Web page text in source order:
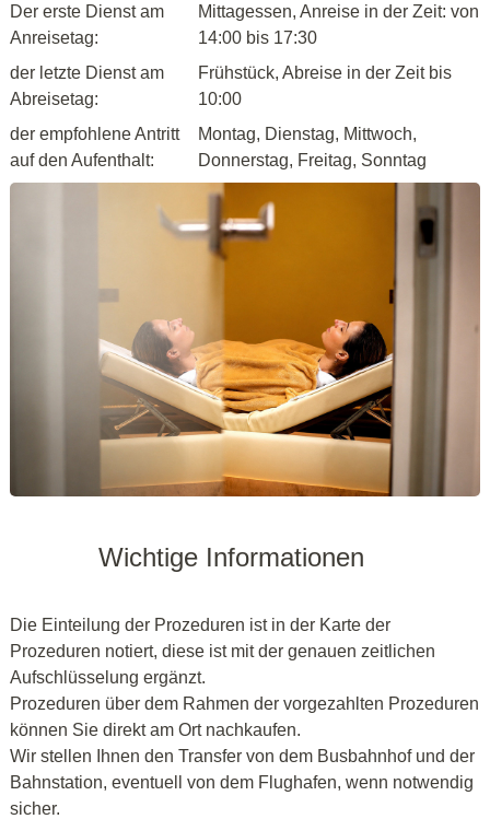
Der erste Dienst am
Anreisetag:
Mittagessen, Anreise in der Zeit: von
14:00 bis 17:30
der letzte Dienst am
Abreisetag:
Frühstück, Abreise in der Zeit bis
10:00
der empfohlene Antritt
auf den Aufenthalt:
Montag, Dienstag, Mittwoch,
Donnerstag, Freitag, Sonntag
Wichtige Informationen
Die Einteilung der Prozeduren ist in der Karte der
Prozeduren notiert, diese ist mit der genauen zeitlichen
Aufschlüsselung ergänzt.
Prozeduren über dem Rahmen der vorgezahlten Prozeduren
können Sie direkt am Ort nachkaufen.
Wir stellen Ihnen den Transfer von dem Busbahnhof und der
Bahnstation, eventuell von dem Flughafen, wenn notwendig
sicher.